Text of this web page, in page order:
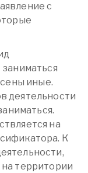
с
иные.
деятельности
на
К
территории